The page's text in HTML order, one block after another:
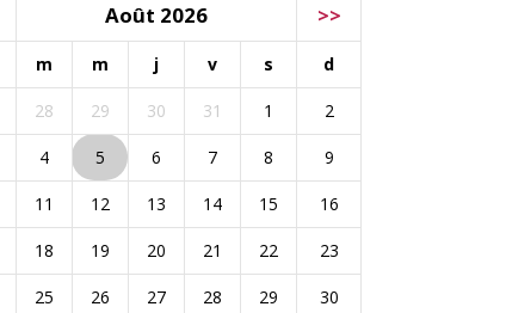
Août 2026 >>
m m j v s d
28 29 30 31 1 2
4 5 6 7 8 9
11 12 13 14 15 16
18 19 20 21 22 23
25 26 27 28 29 30